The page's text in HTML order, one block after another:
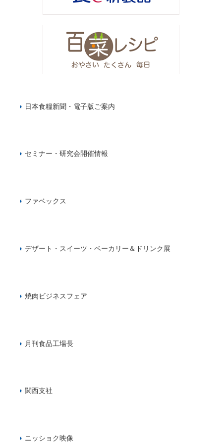
日本食糧新聞・電子版ご案内
セミナー・研究会開催情報
ファベックス
デザート・スイーツ・ベーカリー＆ドリンク展
焼肉ビジネスフェア
月刊食品工場長
関西支社
ニッショク映像